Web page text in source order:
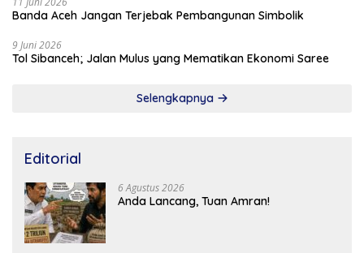
Banda Aceh Jangan Terjebak Pembangunan Simbolik
9 Juni 2026
Tol Sibanceh; Jalan Mulus yang Mematikan Ekonomi Saree
Selengkapnya
Editorial
6 Agustus 2026
Anda Lancang, Tuan Amran!